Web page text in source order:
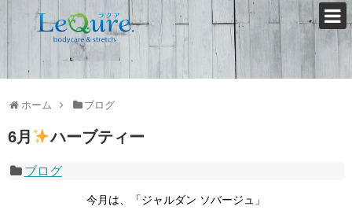
ホーム ブログ
6月 ハーブティー
ブログ
今月は、「ジャルダン ソバージュ」